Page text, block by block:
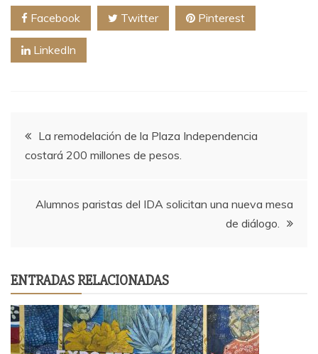
Facebook Twitter Pinterest
LinkedIn
Navegación
de
entradas
La remodelación de la Plaza Independencia
costará 200 millones de pesos.
Alumnos paristas del IDA solicitan una nueva mesa
de diálogo.
ENTRADAS RELACIONADAS